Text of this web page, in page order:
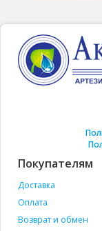
Покупателям
Доставка
Оплата
Возврат и обмен